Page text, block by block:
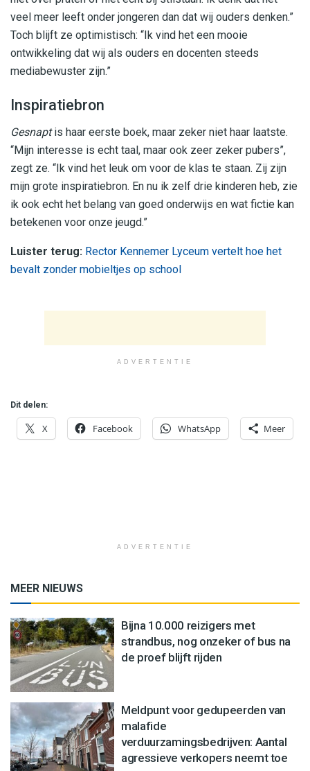
veel meer leeft onder jongeren dan dat wij ouders denken.”
Toch blijft ze optimistisch: “Ik vind het een mooie
ontwikkeling dat wij als ouders en docenten steeds
mediabewuster zijn.”
Inspiratiebron
Gesnaptis haar eerste boek, maar zeker niet haar laatste.
“Mijn interesse is echt taal, maar ook zeer zeker pubers”,
zegt ze. “Ik vind het leuk om voor de klas te staan. Zij zijn
mijn grote inspiratiebron. En nu ik zelf drie kinderen heb, zie
ik ook echt het belang van goed onderwijs en wat fictie kan
betekenen voor onze jeugd.”
Luister terug: Rector Kennemer Lyceum vertelt hoe het
bevalt zonder mobieltjes op school
ADVERTENTIE
Dit delen:
X Facebook WhatsApp Meer
ADVERTENTIE
MEER NIEUWS
Bijna 10.000 reizigers met
strandbus, nog onzeker of bus na
de proef blijft rijden
Meldpunt voor gedupeerden van
malafide
verduurzamingsbedrijven: Aantal
agressieve verkopers neemt toe